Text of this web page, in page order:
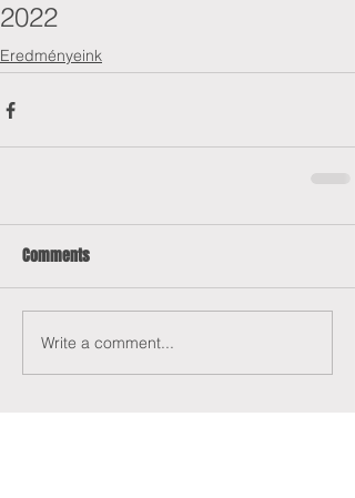
2022
Eredményeink
Comments
Write a comment...